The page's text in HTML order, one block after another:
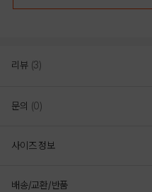
바람이 잘 통하고 땀 배출에 효
여유로운 오버핏으로 제작되어
리뷰 (3)
문의 (0)
사이즈 정보
배송/교환/반품